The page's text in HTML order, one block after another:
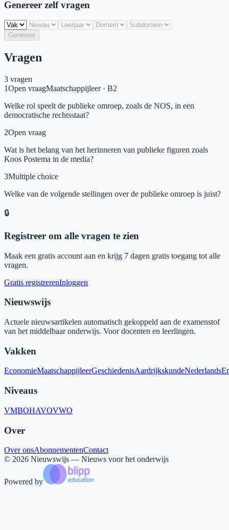
Genereer zelf vragen
Genereer
Vragen
3 vragen
1Open vraagMaatschappijleer· B2
Welke rol speelt de publieke omroep, zoals de NOS, in een
democratische rechtsstaat?
2Open vraag
Wat is het belang van het herinneren van publieke figuren zoals
Koos Postema in de media?
3Multiple choice
Welke van de volgende stellingen over de publieke omroep is juist?
🔒
Registreer om alle vragen te zien
Maak een gratis account aan en krijg 7 dagen gratis toegang tot alle
vragen.
Gratis registrerenInloggen
Nieuwswijs
Actuele nieuwsartikelen automatisch gekoppeld aan de examenstof
van het middelbaar onderwijs. Voor docenten en leerlingen.
Vakken
EconomieMaatschappijleerGeschiedenisAardrijkskundeNederlands
Niveaus
VMBOHAVOVWO
Over
Over onsAbonnementenContact
© 2026 Nieuwswijs — Nieuws voor het onderwijs
Powered by